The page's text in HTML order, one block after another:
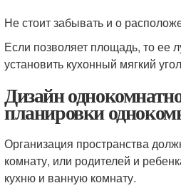
Не стоит забывать и о
Если позволяет площадь, то ее
установить кухонный мягкий
Дизайн
планировки
Организация пространства
комнату, или родителей и
кухню и ванную комнату.